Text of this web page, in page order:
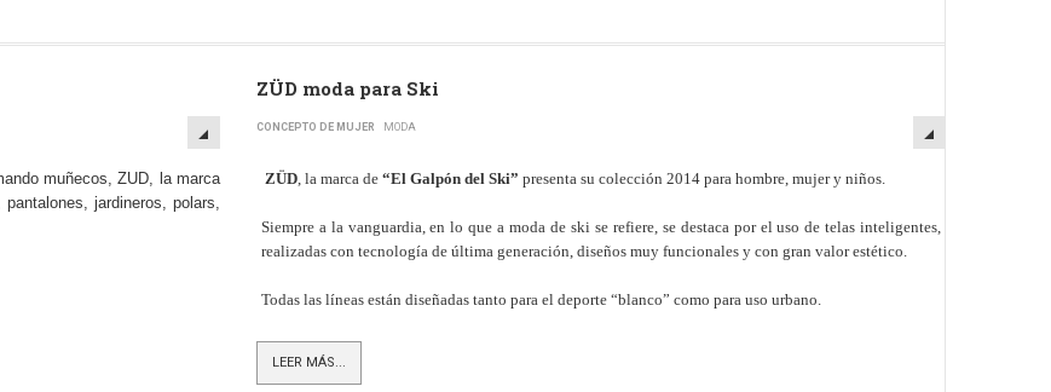
muñecos, ZUD, la marca
jardineros, polars,
ZÜD moda para Ski
CONCEPTO DE MUJER MODA
ZÜD, la marca de “El Galpón del Ski” presenta su colección 2014 para hombre, mujer y niños.
Siempre a la vanguardia, en lo que a moda de ski se refiere, se destaca por el uso de telas inteligentes,
realizadas con tecnología de última generación, diseños muy funcionales y con gran valor estético.
Todas las líneas están diseñadas tanto para el deporte “blanco” como para uso urbano.
LEER MÁS...